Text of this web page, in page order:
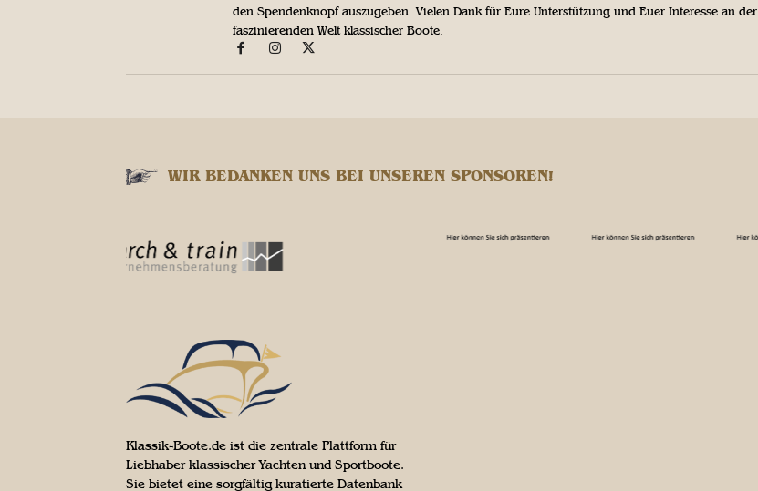
den Spendenknopf auszugeben. Vielen Dank für Eure Unterstützung und Euer Interesse an der
faszinierenden Welt klassischer Boote.
WIR BEDANKEN UNS BEI UNSEREN SPONSOREN!
Klassik-Boote.de ist die zentrale Plattform für
Liebhaber klassischer Yachten und Sportboote.
Sie bietet eine sorgfältig kuratierte Datenbank